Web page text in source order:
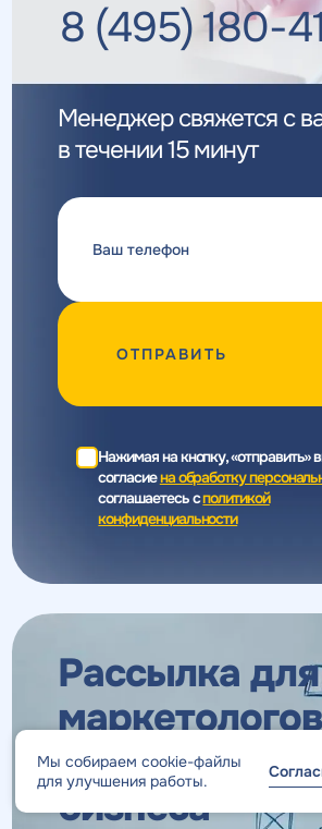
8 (495) 180-
Менеджер свяжется с
в течении 15 минут
ОТПРАВИТЬ
Нажимая на кнопку, «отправить»
согласиена обработку
соглашаетесь cполитикой
конфиденциальности
Рассылка для
владельцев
бизнеса
Мы собираем cookie-файлы
для улучшения работы.